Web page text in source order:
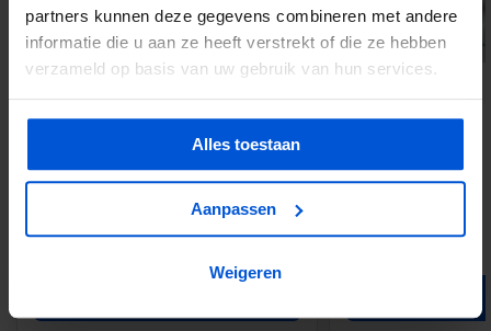
partners kunnen deze gegevens combineren met andere
informatie die u aan ze heeft verstrekt of die ze hebben
verzameld op basis van uw gebruik van hun services.
Alles toestaan
Aanpassen
Weigeren